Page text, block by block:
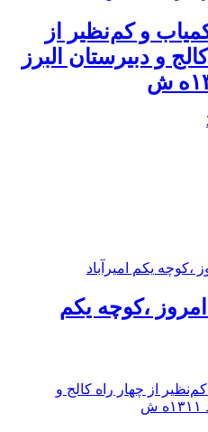
و کم‌نظیر از
و دبيرستان البرز
،کوچه یکم